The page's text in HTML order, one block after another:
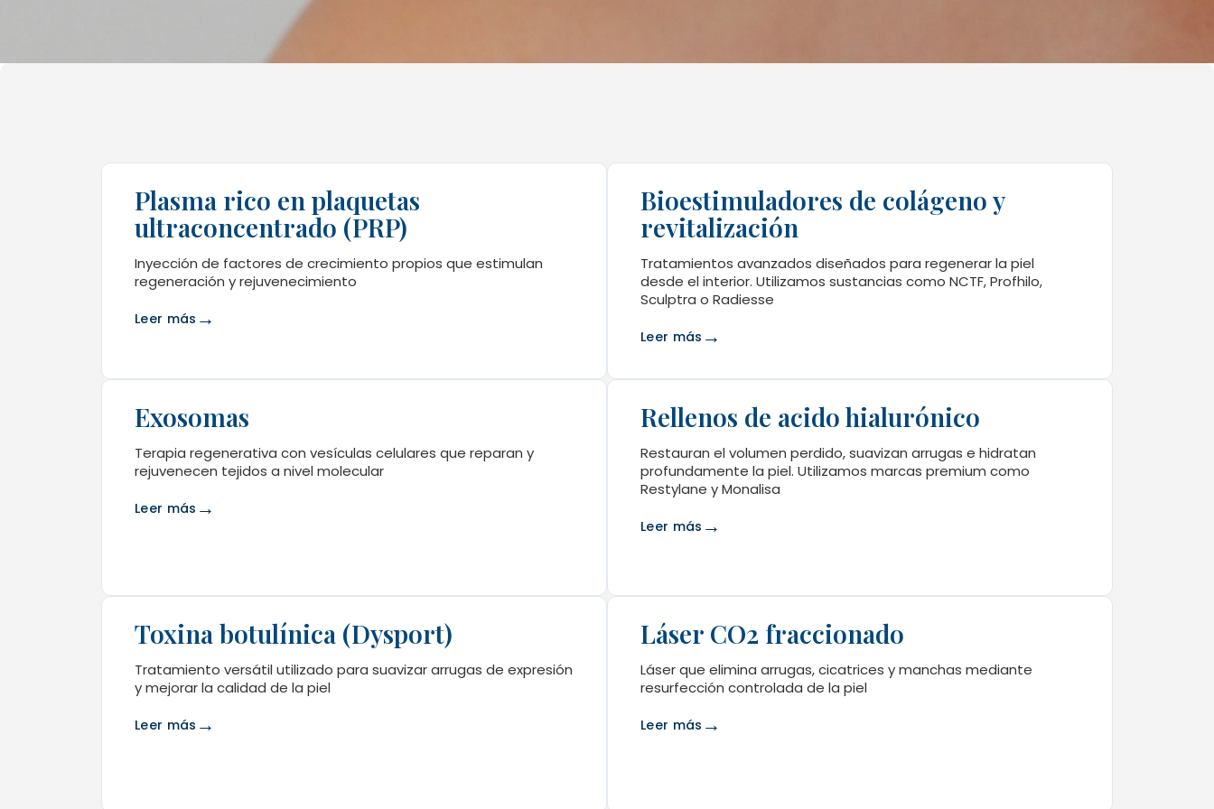
Plasma rico en plaquetas
ultraconcentrado (PRP)
Inyección de factores de crecimiento propios que estimulan
regeneración y rejuvenecimiento
Leer más →
Bioestimuladores de colágeno y
revitalización
Tratamientos avanzados diseñados para regenerar la piel
desde el interior. Utilizamos sustancias como NCTF, Profhilo,
Sculptra o Radiesse
Leer más →
Exosomas
Terapia regenerativa con vesículas celulares que reparan y
rejuvenecen tejidos a nivel molecular
Leer más →
Rellenos de acido hialurónico
Restauran el volumen perdido, suavizan arrugas e hidratan
profundamente la piel. Utilizamos marcas premium como
Restylane y Monalisa
Leer más →
Toxina botulínica (Dysport)
Tratamiento versátil utilizado para suavizar arrugas de expresión
y mejorar la calidad de la piel
Leer más →
Láser CO2 fraccionado
Láser que elimina arrugas, cicatrices y manchas mediante
resurfección controlada de la piel
Leer más →